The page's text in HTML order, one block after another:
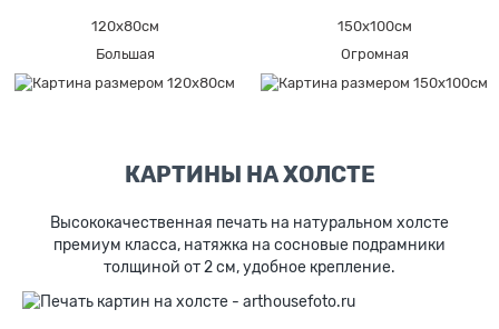
120х80см
Большая
150х100см
Огромная
КАРТИНЫ НА ХОЛСТЕ
Высококачественная печать на натуральном холсте
премиум класса, натяжка на сосновые подрамники
толщиной от 2 см, удобное крепление.